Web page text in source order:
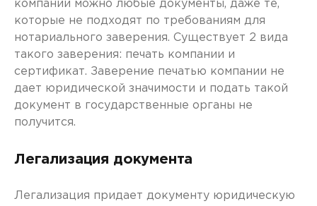
компании можно любые документы, даже те,
которые не подходят по требованиям для
нотариального заверения. Существует 2 вида
такого заверения: печать компании и
сертификат. Заверение печатью компании не
дает юридической значимости и подать такой
документ в государственные органы не
получится.
Легализация документа
Легализация придает документу юридическую